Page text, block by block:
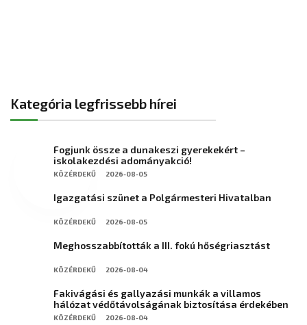
Kategória legfrissebb hírei
Fogjunk össze a dunakeszi gyerekekért –
iskolakezdési adományakció!
KÖZÉRDEKŰ 2026-08-05
Igazgatási szünet a Polgármesteri Hivatalban
KÖZÉRDEKŰ 2026-08-05
Meghosszabbították a III. fokú hőségriasztást
KÖZÉRDEKŰ 2026-08-04
Fakivágási és gallyazási munkák a villamos
hálózat védőtávolságának biztosítása érdekében
KÖZÉRDEKŰ 2026-08-04